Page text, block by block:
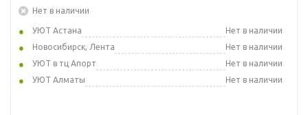
Нет в наличии
УЮТ Астана
Нет в наличии
Новосибирск, Лента
Нет в наличии
УЮТ в тц Апорт
Нет в наличии
УЮТ Алматы
Нет в наличии